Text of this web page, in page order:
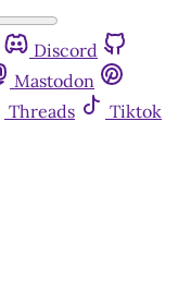
Discord
Mastodon
Threads
Tiktok